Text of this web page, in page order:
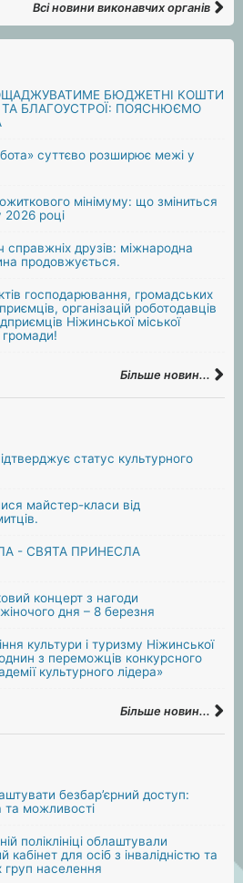
Всі новини виконавчих органів
БЮДЖЕТНІ КОШТИ
БЛАГОУСТРОЇ: ПОЯСНЮЄМО
суттєво розширює межі у
мінімуму: що зміниться
2026 році
справжніх друзів: міжнародна
продовжується.
господарювання, громадських
організацій роботодавців
Ніжинської міської
громади!
Більше новин...
статус культурного
майстер-класи від
- СВЯТА ПРИНЕСЛА
концерт з нагоди
дня – 8 березня
культури і туризму Ніжинської
з переможців конкурсного
культурного лідера»
Більше новин...
безбар’єрний доступ:
та можливості
поліклініці облаштували
кабінет для осіб з інвалідністю та
груп населення